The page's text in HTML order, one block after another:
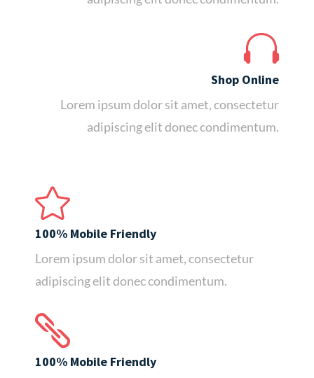

Shop Online
Lorem ipsum dolor sit amet, consectetur
adipiscing elit donec condimentum.

100% Mobile Friendly
Lorem ipsum dolor sit amet, consectetur
adipiscing elit donec condimentum.

100% Mobile Friendly